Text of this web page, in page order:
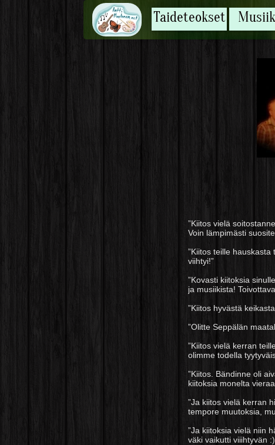
Taideteokset
”Kiitos vielä
Voin lämpimästi
”Kiitos teille
viihtyi!”
”Kovasti kiitoksia
ja musiikista!
”Kiitos hyvästä
”Olitte Seppälän
”Kiitos vielä kerran
olimme todella
”Kiitos. Bändinne oli
kiitoksia monelta
”Ja kiitos vielä kerran
tempore muutoksia,
”Ja kiitoksia vielä niin
väki vaikutti viiihtyvän